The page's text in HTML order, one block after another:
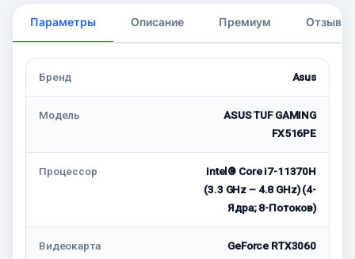
Параметры Описание Премиум Отзывы
Бренд Asus
Модель
ASUS TUF GAMING
FX516PE
Процессор
Intel® Core i7-11370H
(3.3 GHz – 4.8 GHz) (4-
Ядра; 8-Потоков)
Видеокарта
GeForce RTX3060